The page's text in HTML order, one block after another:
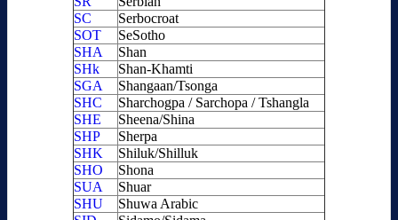
SC
Serbocroat
SOT
SeSotho
SHA
Shan
SHk
Shan-Khamti
SGA
Shangaan/Tsonga
SHC
Sharchogpa / Sarchopa / Tshangla
SHE
Sheena/Shina
SHP
Sherpa
SHK
Shiluk/Shilluk
SHO
Shona
SUA
Shuar
SHU
Shuwa Arabic